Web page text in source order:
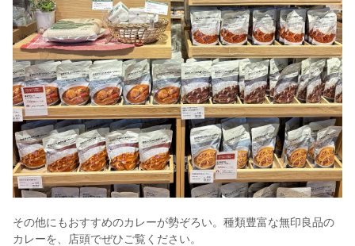
その他にもおすすめのカレーが勢ぞろい。種類豊富な無印良品の
カレーを、店頭でぜひご覧ください。